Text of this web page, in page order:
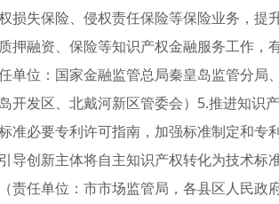
损失保险、侵权责任保险等保险业务，
押融资、保险等知识产权金融服务工作
单位：国家金融监管总局秦皇岛监管分
开发区、北戴河新区管委会）5.推进知识
准必要专利许可指南，加强标准制定和
导创新主体将自主知识产权转化为技术
责任单位：市市场监管局，各县区人民